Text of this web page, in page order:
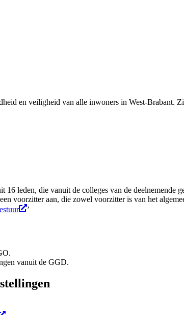
en veiligheid van alle inwoners in West-Brabant.
16 leden, die vanuit de colleges van de
voorzitter aan, die zowel voorzitter is van het
’
vanuit de GGD.